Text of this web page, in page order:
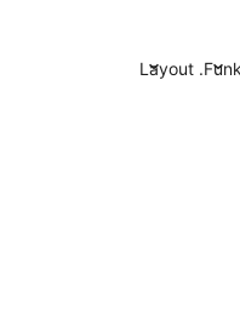
Layout .